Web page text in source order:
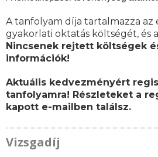
A tanfolyam díja tartalmazza az
gyakorlati oktatás költségét, és
Nincsenek rejtett költségek
információk!
Aktuális kedvezményért
tanfolyamra! Részleteket a
kapott e-mailben találsz.
Vizsgadíj